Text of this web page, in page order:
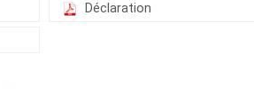
Déclaration